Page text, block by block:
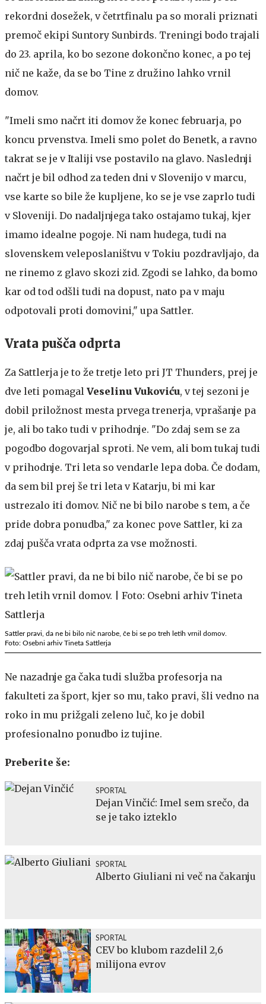
rekordni dosežek, v četrtfinalu pa so morali priznati
premoč ekipi Suntory Sunbirds. Treningi bodo trajali
do 23. aprila, ko bo sezone dokončno konec, a po tej
nič ne kaže, da se bo Tine z družino lahko vrnil
domov.
"Imeli smo načrt iti domov že konec februarja, po
koncu prvenstva. Imeli smo polet do Benetk, a ravno
takrat se je v Italiji vse postavilo na glavo. Naslednji
načrt je bil odhod za teden dni v Slovenijo v marcu,
vse karte so bile že kupljene, ko se je vse zaprlo tudi
v Sloveniji. Do nadaljnjega tako ostajamo tukaj, kjer
imamo idealne pogoje. Ni nam hudega, tudi na
slovenskem veleposlaništvu v Tokiu pozdravljajo, da
ne rinemo z glavo skozi zid. Zgodi se lahko, da bomo
kar od tod odšli tudi na dopust, nato pa v maju
odpotovali proti domovini," upa Sattler.
Vrata pušča odprta
Za Sattlerja je to že tretje leto pri JT Thunders, prej je
dve leti pomagal Veselinu Vukoviću, v tej sezoni je
dobil priložnost mesta prvega trenerja, vprašanje pa
je, ali bo tako tudi v prihodnje. "Do zdaj sem se za
pogodbo dogovarjal sproti. Ne vem, ali bom tukaj tudi
v prihodnje. Tri leta so vendarle lepa doba. Če dodam,
da sem bil prej še tri leta v Katarju, bi mi kar
ustrezalo iti domov. Nič ne bi bilo narobe s tem, a če
pride dobra ponudba," za konec pove Sattler, ki za
zdaj pušča vrata odprta za vse možnosti.
Sattler pravi, da ne bi bilo nič narobe, če bi se po treh letih vrnil domov.
Foto: Osebni arhiv Tineta Sattlerja
Ne nazadnje ga čaka tudi služba profesorja na
fakulteti za šport, kjer so mu, tako pravi, šli vedno na
roko in mu prižgali zeleno luč, ko je dobil
profesionalno ponudbo iz tujine.
Preberite še:
SPORTAL
Dejan Vinčić: Imel sem srečo, da
se je tako izteklo
SPORTAL
Alberto Giuliani ni več na čakanju
SPORTAL
CEV bo klubom razdelil 2,6
milijona evrov